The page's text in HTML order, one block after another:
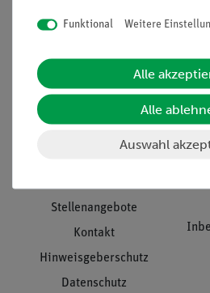
Informationen
Stellenangebote
Kontakt
Hinweisgeberschutz
Datenschutz
Funktional Weitere
Alle
Alle
Auswahl